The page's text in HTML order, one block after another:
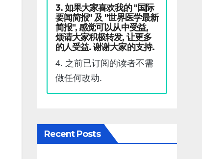
3. 如果大家喜欢我的 "国际
要闻简报" 及 "世界医学最新
简报", 感觉可以从中受益,
烦请大家积极转发, 让更多
的人受益. 谢谢大家的支持.
4. 之前已订阅的读者不需
做任何改动.
Recent Posts